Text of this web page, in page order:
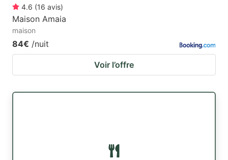
4.6 (16 avis)
Maison Amaia
maison
84€ /nuit
Voir l’offre